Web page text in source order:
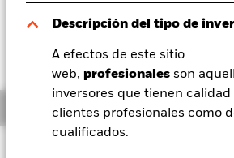
Descripción del tipo de
A efectos de este sitio
web, profesionales son
inversores que tienen calidad
clientes profesionales como
cualificados.
España
Change location
BlackRock
iShares
JPY -24,00 (-0,87%)
Información general